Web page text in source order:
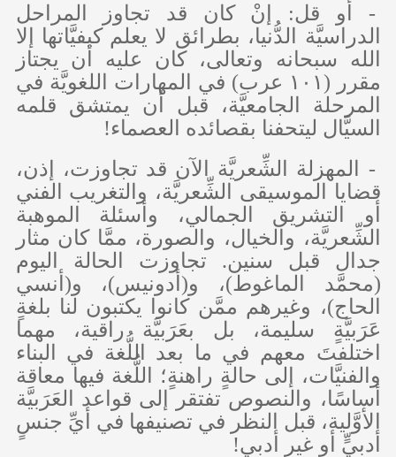
- أو قل: إنْ كان قد تجاوز المراحل
الدراسيَّة الدُّنيا، بطرائق لا يعلم كيفيَّاتها إلا
الله سبحانه وتعالى، كان عليه أن يجتاز
مقرر (١٠١ عرب) في المهارات اللغويَّة في
المرحلة الجامعيَّة، قبل أن يمتشق قلمه
السيَّال ليتحفنا بقصائده العصماء!
- المهزلة الشِّعريَّة الآن قد تجاوزت، إذن،
قضايا الموسيقى الشِّعريَّة، والتغريب الفني
أو التشريق الجمالي، وأسئلة الموهبة
الشِّعريَّة، والخيال، والصورة، ممَّا كان مثار
جدال قبل سنين. تجاوزت الحالة اليوم
(محمَّد الماغوط)، و(أدونيس)، و(أنسي
الحاج)، وغيرهم ممَّن كانوا يكتبون لنا بلغةٍ
عَرَبيَّةٍ سليمة، بل بعَرَبيَّة راقية، مهما
اختلفتَ معهم في ما بعد اللُّغة في البناء
والفنيَّات، إلى حالةٍ راهنةٍ؛ اللُّغة فيها معاقة
أساسًا، والنصوص تفتقر إلى قواعد العَرَبيَّة
الأوَّلية، قبل النظر في تصنيفها في أيِّ جنسٍ
أدبيٍّ أو غير أدبي!